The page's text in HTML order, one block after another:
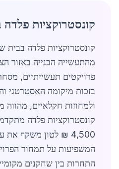
קונסטרוקציות
קונסטרוקציות פלדה בבית
מהתעשייה הבנייה באזור
פרויקטים תעשייתיים,
בזכות מיקומה האסטרטגי
ולמחוזות חקלאיים, מהווה
קונסטרוקציות פלדה
4,500 ₪ לטון משקף
המשפיעות על תמחור
התחרות בין שחקנים